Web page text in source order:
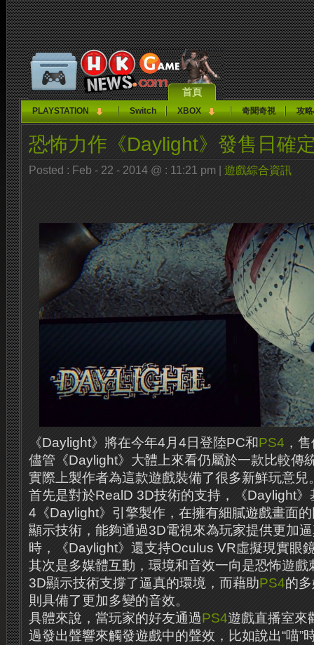
首頁
PLAYSTATION Switch XBOX 奇聞奇視 攻
恐怖力作《Daylight》發售日確
Posted : Feb - 22 - 2014 @ : 11:21 pm | 遊戲綜合資訊
《Daylight》將在今年4月4日登陸PC和PS4 ，
儘管《Daylight》大體上來看仍屬於一款比較傳
實際上製作者為這款遊戲裝備了很多新鮮玩意兒
首先是對於RealD 3D技術的支持，《Daylight
4《Daylight》引擎製作，在擁有細膩遊戲畫面
顯示技術，能夠通過3D電視來為玩家提供更加
時，《Daylight》還支持Oculus VR虛擬現實眼
其次是多媒體互動，環境和音效一向是恐怖遊戲
3D顯示技術支撐了逼真的環境，而藉助PS4的
則具備了更加多變的音效。
具體來說，當玩家的好友通過PS4遊戲直播室來
過發出聲響來觸發遊戲中的聲效，比如說出“喵”